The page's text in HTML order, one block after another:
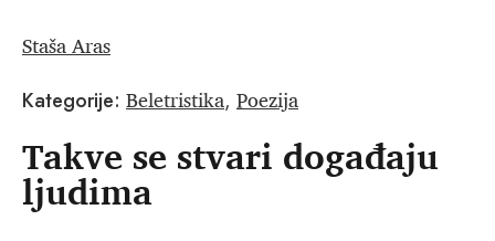
Staša Aras
Kategorije: Beletristika, Poezija
Takve se stvari događaju
ljudima